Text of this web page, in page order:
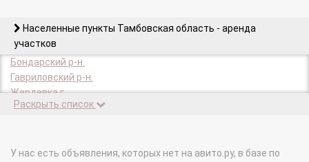
Населенные пункты Тамбовская область - аренда
участков
Бондарский р-н.
Гавриловский р-н.
Жердевка г.
Жердевский р-н.
Кирсанов г.
Раскрыть список
У нас есть объявления, которых нет на авито.ру, в базе по